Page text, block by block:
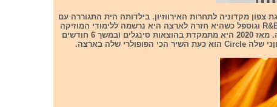
צפון מקדוניה לתחרות האירווזיון. בילדותה הית התגוררה עם
הוריה בניו יורק שם שרה שירי נשמה , R&B וגוספל כשהיא חזרה לארצה היא נרשמה ללימודי המוזיקה
בארצה. שם למדה לנגן בפסנתר וגיטרה. מאז 2020 היא מתמקדת בהוצאות סינגלים ובמשך 6 חודשים